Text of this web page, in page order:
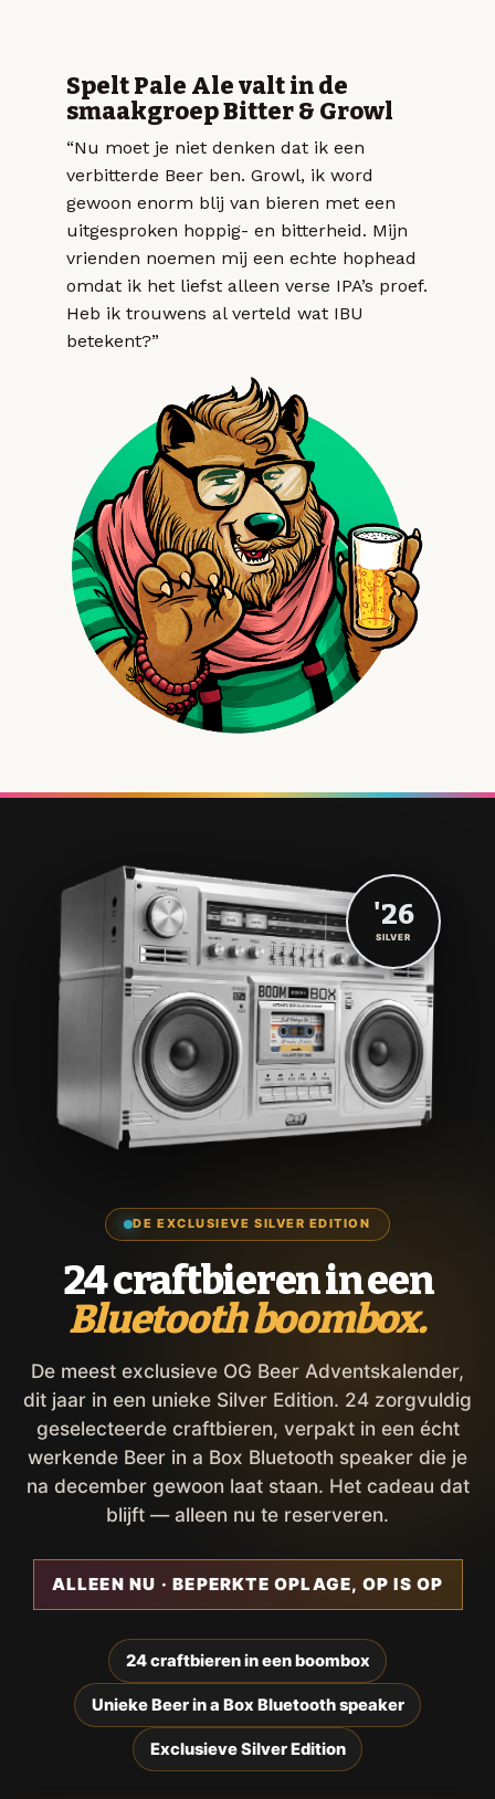
Spelt Pale Ale valt in de
smaakgroep Bitter & Growl
“Nu moet je niet denken dat ik een
verbitterde Beer ben. Growl, ik word
gewoon enorm blij van bieren met een
uitgesproken hoppig- en bitterheid. Mijn
vrienden noemen mij een echte hophead
omdat ik het liefst alleen verse IPA’s proef.
Heb ik trouwens al verteld wat IBU
betekent?”
DE EXCLUSIEVE SILVER EDITION
24 craftbieren in een
Bluetooth boombox.
De meest exclusieve OG Beer Adventskalender,
dit jaar in een unieke Silver Edition. 24 zorgvuldig
geselecteerde craftbieren, verpakt in een écht
werkende Beer in a Box Bluetooth speaker die je
na december gewoon laat staan. Het cadeau dat
blijft — alleen nu te reserveren.
ALLEEN NU · BEPERKTE OPLAGE, OP IS OP
24 craftbieren in een boombox
Unieke Beer in a Box Bluetooth speaker
Exclusieve Silver Edition
'26
SILVER